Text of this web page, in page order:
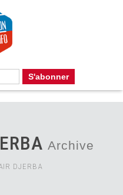
Archive
DJERBA